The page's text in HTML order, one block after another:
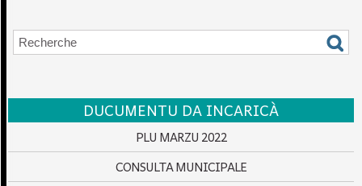
DUCUMENTU DA INCARICÀ
PLU MARZU 2022
CONSULTA MUNICIPALE